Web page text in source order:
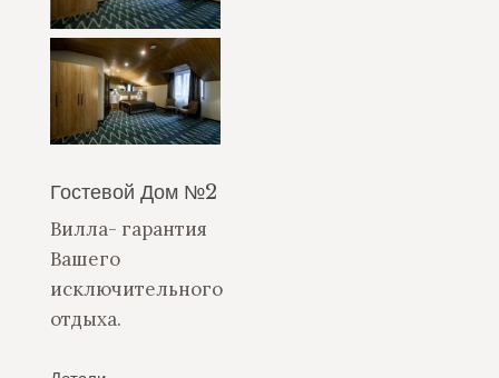
Гостевой Дом №2
Вилла- гарантия
Вашего
исключительного
отдыха.